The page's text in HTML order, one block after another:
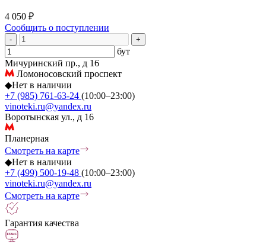
4 050 ₽
Сообщить о поступлении
- +
бут
Мичуринский пр., д 16
Ломоносовский проспект
◆Нет в наличии
+7 (985) 761-63-24 (10:00–23:00)
vinoteki.ru@yandex.ru
Воротынская ул., д 16
Планерная
Смотреть на карте
◆Нет в наличии
+7 (499) 500-19-48 (10:00–23:00)
vinoteki.ru@yandex.ru
Смотреть на карте
Гарантия качества